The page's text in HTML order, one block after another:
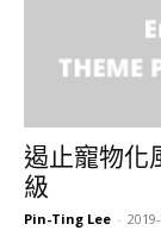
遏止寵物化
級
Pin-Ting Lee -